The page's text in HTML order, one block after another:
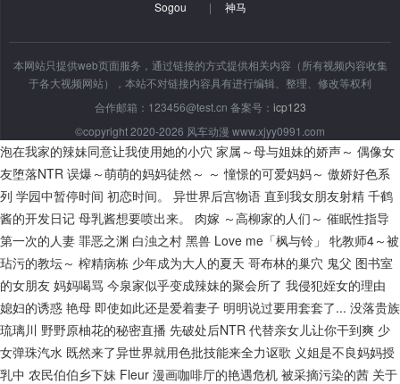
20250608
20250727 20250803 20250810
20250817 20230910 20231001
20231015 20231029 20240225
20240303 20240310 20240317
20240324 20240331 20240407
20240428 20240505 20240512
20240526 20240602 20240609
20240616 20240630 20240707
Sogou
| 神马
本网站只提供web页面服务，通过链接的方式提供相关内容（所有视频内容收集
于各大视频网站），本站不对链接内容具有进行编辑、整理、修改等权利
合作邮箱：123456@test.cn 备案号： icp123
©copyright 2020-2026 风车动漫 www.xjyy0991.com
泡在我家的辣妹同意让我使用她的小穴 家属～母与姐妹的娇声～ 偶像女
友堕落NTR 误爆～萌萌的妈妈徒然～ ～ 憧憬的可爱妈妈～ 傲娇好色系
列 学园中暂停时间 初恋时间。 异世界后宫物语 直到我女朋友射精 千鹤
酱的开发日记 母乳酱想要喷出来。 肉嫁 ～高柳家的人们～ 催眠性指导
第一次的人妻 罪恶之渊 白浊之村 黑兽 Love me「枫与铃」 牝教师4～被
玷污的教坛～ 榨精病栋 少年成为大人的夏天 哥布林的巢穴 鬼父 图书室
的女朋友 妈妈喝骂 今泉家似乎变成辣妹的聚会所了 我侵犯姪女的理由
媳妇的诱惑 艳母 即使如此还是爱着妻子 明明说过要用套套了... 没落贵族
琉璃川 野野原柚花的秘密直播 先破处后NTR 代替亲女儿让你干到爽 少
女弹珠汽水 既然来了异世界就用色批技能来全力讴歌 义姐是不良妈妈授
乳中 农民伯伯乡下妹 Fleur 漫画咖啡厅的艳遇危机 被采摘污染的茜 关于